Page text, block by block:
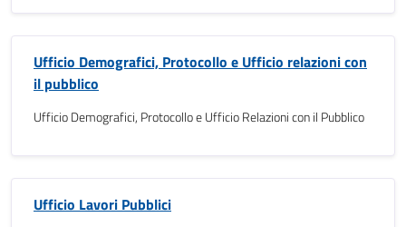
Ufficio Demografici, Protocollo e Ufficio relazioni con
il pubblico
Ufficio Demografici, Protocollo e Ufficio Relazioni con il Pubblico
Ufficio Lavori Pubblici